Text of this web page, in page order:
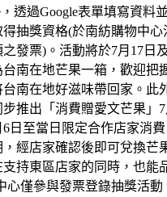
透過Google表單填寫資料
抽獎資格(於南紡購物中
發票)。活動將於7月17日
南在地芒果一箱，歡迎把
南在地好滋味帶回家。此
步推出「消費贈愛文芒果」
6日至當日限定合作店家消
，經店家確認後即可兌換芒
持東區店家的同時，也能
心僅參與發票登錄抽獎活